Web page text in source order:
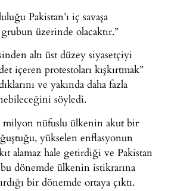
Pakistan’ı iç savaşa
üzerinde olacaktır.”
altı üst düzey siyasetçiyi
içeren protestoları kışkırtmak”
ve yakında daha fazla
söyledi.
nüfuslu ülkenin akut bir
yükselen enflasyonun
alamaz hale getirdiği ve Pakistan
dönemde ülkenin istikrarına
bir dönemde ortaya çıktı.